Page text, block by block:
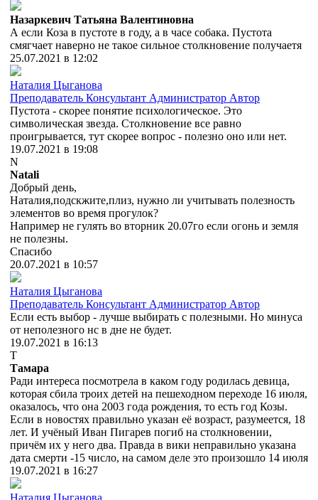
Назаркевич Татьяна Валентиновна
А если Коза в пустоте в году, а в часе собака. Пустота
смягчает наверно не такое сильное столкновение получаетя
25.07.2021 в 12:02
Наталия Цыганова
Преподаватель Консультант Администратор Автор
Пустота - скорее понятие психологическое. Это
символическая звезда. Столкновение все равно
проигрывается, тут скорее вопрос - полезно оно или нет.
19.07.2021 в 19:08
N
Natali
Добрый день,
Наталия,подскжите,плиз, нужно ли учитывать полезность
элементов во время прогулок?
Например не гулять во вторник 20.07го если огонь и земля
не полезны.
Спасибо
20.07.2021 в 10:57
Наталия Цыганова
Преподаватель Консультант Администратор Автор
Если есть выбор - лучше выбирать с полезными. Но минуса
от неполезного нс в дне не будет.
19.07.2021 в 16:13
Т
Тамара
Ради интереса посмотрела в каком году родилась девица,
которая сбила троих детей на пешеходном переходе 16 июля,
оказалось, что она 2003 года рождения, то есть год Козы.
Если в новостях правильно указан её возраст, разумеется, 18
лет. И учёный Иван Пигарев погиб на столкновении,
причём их у него два. Правда в вики неправильно указана
дата смерти -15 число, на самом деле это произошло 14 июля
19.07.2021 в 16:27